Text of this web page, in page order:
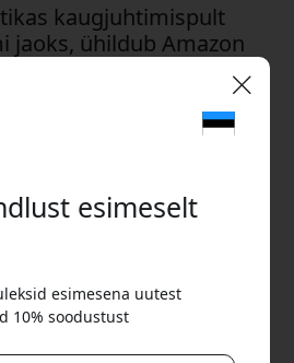
kaugjuhtimispult
jaoks, ühildub Amazon
Zigbee Gatewayd -
esimeselt
esimesena uutest
10% soodustust
sooduskood:
kassas, et saada 10%
allahindlust.